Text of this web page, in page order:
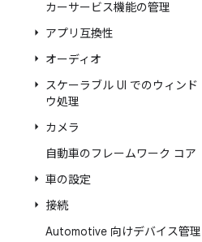
カーサービス機能の管理
アプリ互換性
オーディオ
スケーラブル UI でのウィンド
ウ処理
カメラ
自動車のフレームワーク コア
車の設定
接続
Automotive 向けデバイス管理